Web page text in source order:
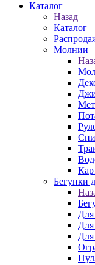
Каталог
Назад
Каталог
Молнии
Бегунки